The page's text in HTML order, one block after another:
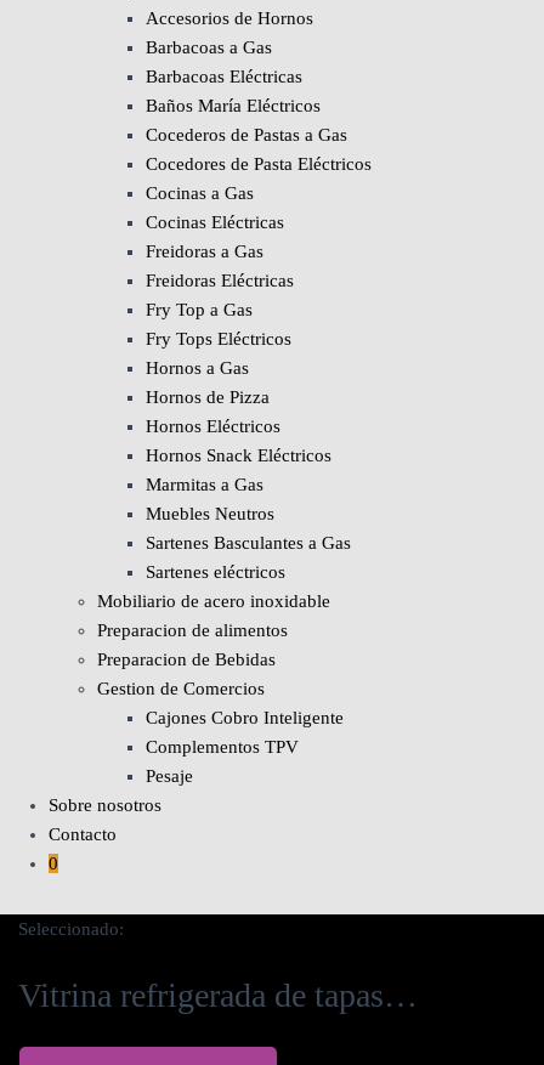
Accesorios de Hornos
Barbacoas a Gas
Barbacoas Eléctricas
Baños María Eléctricos
Cocederos de Pastas a Gas
Cocedores de Pasta Eléctricos
Cocinas a Gas
Cocinas Eléctricas
Freidoras a Gas
Freidoras Eléctricas
Fry Top a Gas
Fry Tops Eléctricos
Hornos a Gas
Hornos de Pizza
Hornos Eléctricos
Hornos Snack Eléctricos
Marmitas a Gas
Muebles Neutros
Sartenes Basculantes a Gas
Sartenes eléctricos
Mobiliario de acero inoxidable
Preparacion de alimentos
Preparacion de Bebidas
Gestion de Comercios
Cajones Cobro Inteligente
Complementos TPV
Pesaje
Sobre nosotros
Contacto
0
Seleccionado:
Vitrina refrigerada de tapas…